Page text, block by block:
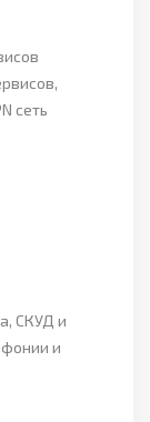
сеть
СКУД и
и